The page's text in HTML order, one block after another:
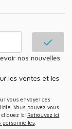
les ventes et les
Vous pouvez vous
ici Retrouvez ici
personnelles